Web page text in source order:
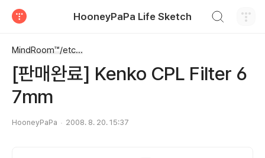
HooneyPaPa Life Sketch
MindRoom™/etc...
[판매완료] Kenko CPL Filter 6
7mm
HooneyPaPa 2008. 8. 20. 15:37